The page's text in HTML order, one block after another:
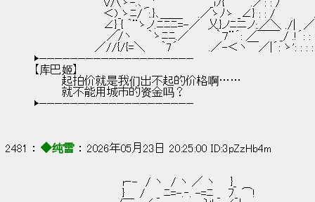
V八ゝ-.､ _ '´　　　 　 　 _iﾌ{ 　 　 .／: : /　　　　
＜)_ゝﾆ/´:.}､＿＿　　.／ゝﾉゝ _∠} : : /　　　　
∠}_{ ｀¨ゝノ.ﾆﾆﾆ=-／　乂}ノﾆニノ:.／＼ ./|　／
／/ヽ　　｀ゝﾆﾆ.／　　　 ｀７¨´: ／￣￣_/ .!´: : :
／//{/{=＼　　｀7´　　　　.／-＜ヽ￣／|´: ゝ': : : :
▶————————————————————
【库巴姬】
        起拍价就是我们出不起的价格啊……
        就不能用城市的资金吗？
▶————————————————————
2481 ： ◆纯雪 ： 2026年05月23日 20:25:00 ID:3pZzHb4m
r‐-　/ ヽ　/ ヽ ／ ヽ　　}_
} 　 /　 _ ﾆ=-.‐. -=ﾆ _　ﾌ_ ⌒!